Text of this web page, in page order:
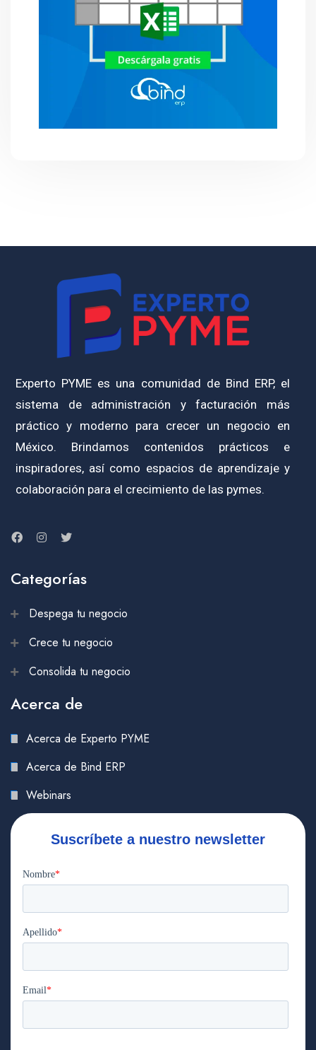
Experto PYME es una comunidad de Bind ERP, el
sistema de administración y facturación más
práctico y moderno para crecer un negocio en
México. Brindamos contenidos prácticos e
inspiradores, así como espacios de aprendizaje y
colaboración para el crecimiento de las pymes.
Categorías
Despega tu negocio
Crece tu negocio
Consolida tu negocio
Acerca de
Acerca de Experto PYME
Acerca de Bind ERP
Webinars
Suscríbete a nuestro newsletter